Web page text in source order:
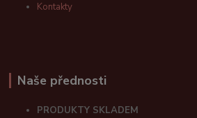
Kontakty
Naše přednosti
PRODUKTY SKLADEM